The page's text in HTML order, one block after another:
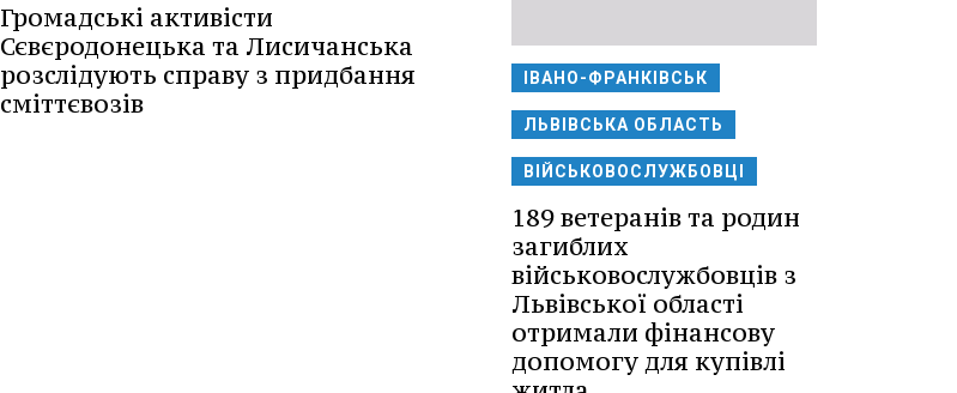
Громадські активісти
Сєвєродонецька та Лисичанська
розслідують справу з придбання
сміттєвозів
ІВАНО-ФРАНКІВСЬК
ЛЬВІВСЬКА ОБЛАСТЬ
ВІЙСЬКОВОСЛУЖБОВЦІ
189 ветеранів та родин
загиблих
військовослужбовців з
Львівської області
отримали фінансову
допомогу для купівлі